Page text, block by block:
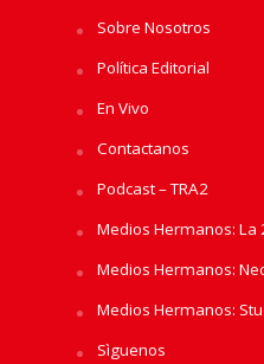
Sobre Nosotros
Política Editorial
En Vivo
Contactanos
Podcast – TRA2
Medios Hermanos: La
Medios Hermanos:
Medios Hermanos:
Sìguenos